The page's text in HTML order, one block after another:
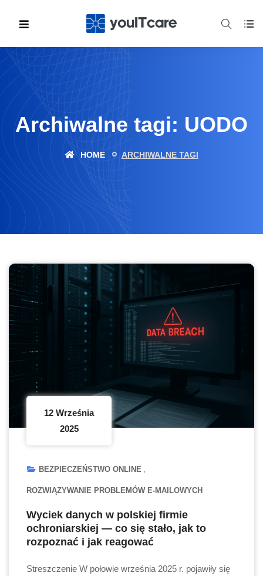
Archiwalne tagi: UODO
HOME ARCHIWALNE TAGI
12 Września
2025
BEZPIECZEŃSTWO ONLINE
ROZWIĄZYWANIE PROBLEMÓW E-MAILOWYCH
Wyciek danych w polskiej firmie
ochroniarskiej — co się stało, jak to
rozpoznać i jak reagować
Streszczenie W połowie września 2025 r. pojawiły się